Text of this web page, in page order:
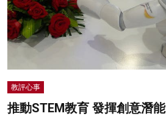
教評心事
推動STEM教育 發揮創意潛能